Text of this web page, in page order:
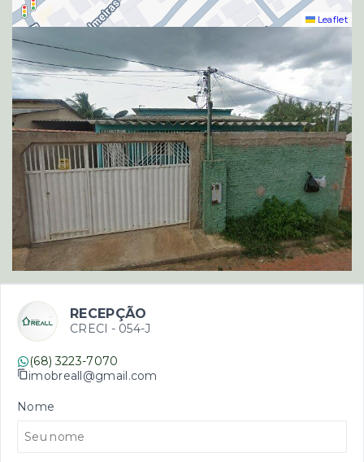
Leaflet
RECEPÇÃO
CRECI - 054-J
(68) 3223-7070
imobreall@gmail.com
Nome